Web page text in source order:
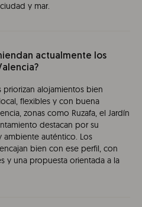
y mar.
actualmente los
priorizan alojamientos bien
flexibles y con buena
zonas como Ruzafa, el Jardín
destacan por su
auténtico. Los
bien con ese perfil, con
y una propuesta orientada a la